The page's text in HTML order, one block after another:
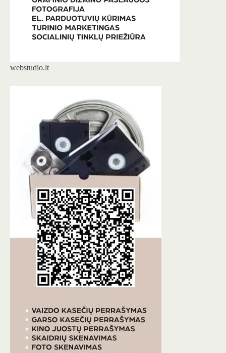
webstudio.lt